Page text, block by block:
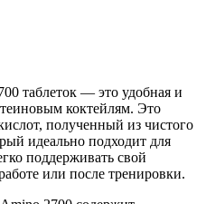
таблеток — это удобная и
коктейлям. Это
полученный из чистого
идеально подходит для
поддерживать свой
или после тренировки.